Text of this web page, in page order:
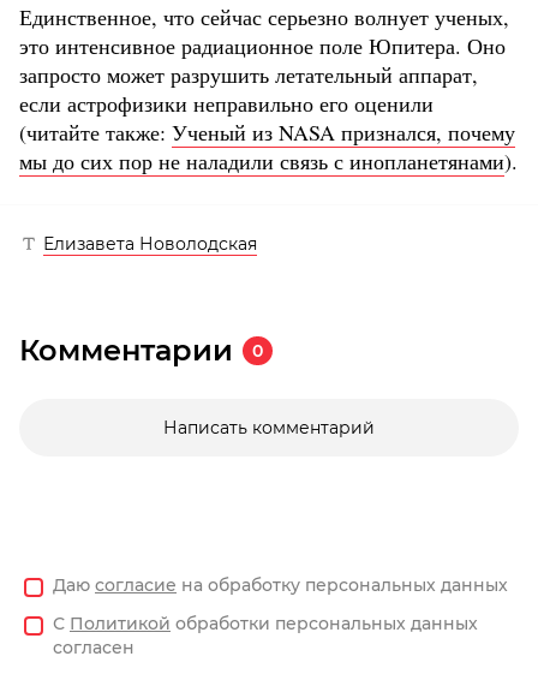
Единственное, что сейчас серьезно волнует ученых,
это интенсивное радиационное поле Юпитера. Оно
запросто может разрушить летательный аппарат,
если астрофизики неправильно его оценили
(читайте также: Ученый из NASA признался, почему
мы до сих пор не наладили связь с инопланетянами).
Елизавета Новолодская
Комментарии 0
Написать комментарий
Даю согласие на обработку персональных данных
С Политикой обработки персональных данных
согласен